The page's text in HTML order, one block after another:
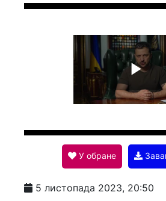
P
l
a
У обране
5 листопада 2023, 20:50